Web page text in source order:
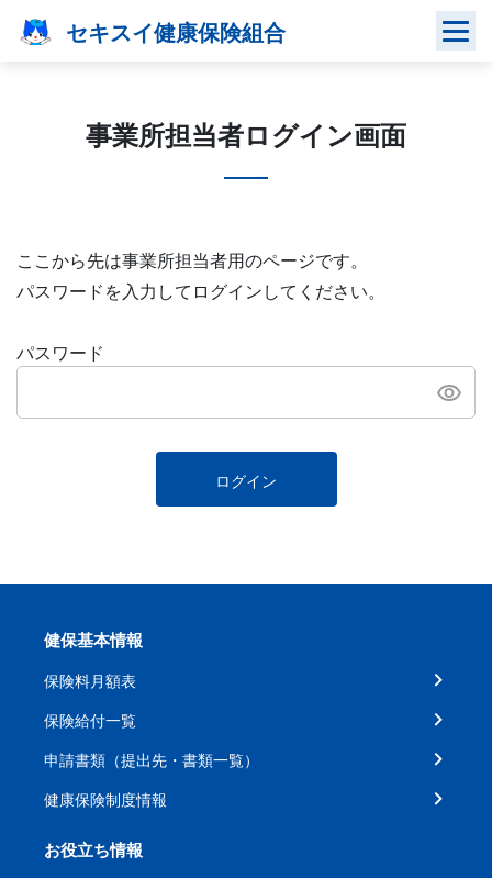
セキスイ健康保険組合
事業所担当者ログイン画面
ここから先は事業所担当者用のページです。
パスワードを入力してログインしてください。
パスワード
ログイン
健保基本情報
保険料月額表
保険給付一覧
申請書類（提出先・書類一覧）
健康保険制度情報
お役立ち情報